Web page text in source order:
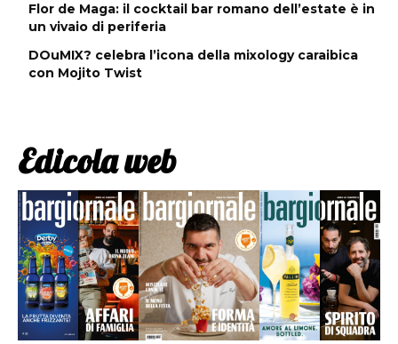
Flor de Maga: il cocktail bar romano dell’estate è in
un vivaio di periferia
DOuMIX? celebra l’icona della mixology caraibica
con Mojito Twist
Edicola web